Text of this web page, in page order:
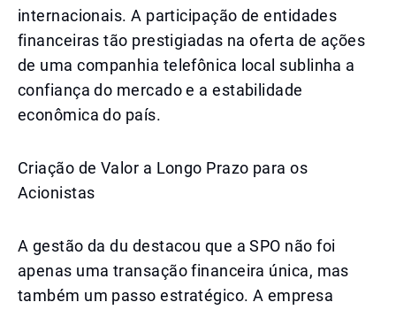
internacionais. A participação de entidades
financeiras tão prestigiadas na oferta de ações
de uma companhia telefônica local sublinha a
confiança do mercado e a estabilidade
econômica do país.
Criação de Valor a Longo Prazo para os
Acionistas
A gestão da du destacou que a SPO não foi
apenas uma transação financeira única, mas
também um passo estratégico. A empresa